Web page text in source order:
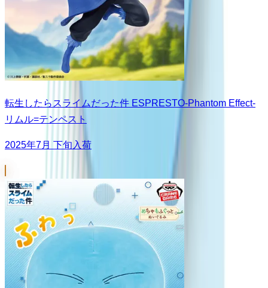
転生したらスライムだった件 ESPRESTO-Phantom Effect-
リムル=テンペスト
2025年7月 下旬入荷